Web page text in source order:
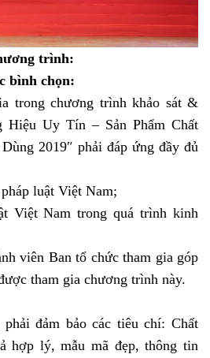
trình:
bình chọn:
trong chương trình khảo sát &
Hiệu Uy Tín – Sản Phẩm Chất
2019″ phải đáp ứng đầy đủ
luật Việt Nam;
Việt Nam trong quá trình kinh
viên Ban tổ chức tham gia góp
tham gia chương trình này.
đảm bảo các tiêu chí: Chất
hợp lý, mẫu mã đẹp, thông tin